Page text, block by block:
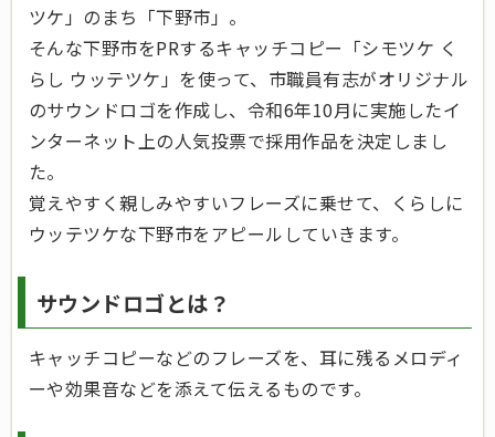
ツケ」のまち「下野市」。
そんな下野市をPRするキャッチコピー「シモツケ く
らし ウッテツケ」を使って、市職員有志がオリジナル
のサウンドロゴを作成し、令和6年10月に実施したイ
ンターネット上の人気投票で採用作品を決定しまし
た。
覚えやすく親しみやすいフレーズに乗せて、くらしに
ウッテツケな下野市をアピールしていきます。
サウンドロゴとは？
キャッチコピーなどのフレーズを、耳に残るメロディ
ーや効果音などを添えて伝えるものです。